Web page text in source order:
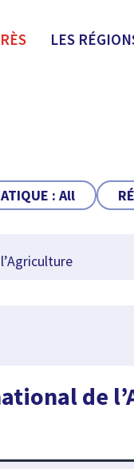
LES
: All
de